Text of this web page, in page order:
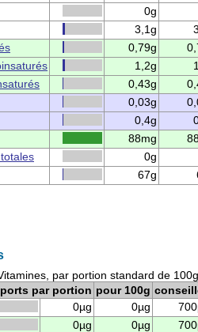
0g
3,1g
0,79g
1,2g
0,43g
0,03g
0,4g
88mg
0g
67g
par portion standard de 100g
par portion pour 100g
0µg 0µg
0µg 0µg